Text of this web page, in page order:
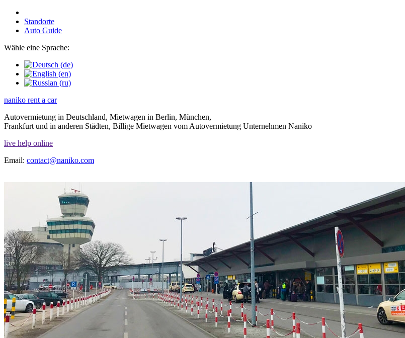
Standorte
Auto Guide
Wähle eine Sprache:
naniko rent a car
Autovermietung in Deutschland, Mietwagen in Berlin, München,
Frankfurt und in anderen Städten, Billige Mietwagen vom Autovermietung Unternehmen Naniko
live help online
Email: contact@naniko.com